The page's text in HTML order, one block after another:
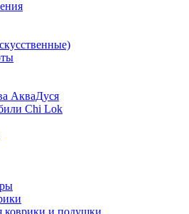
АкваДуся
Chi Lok
коврики и подушки